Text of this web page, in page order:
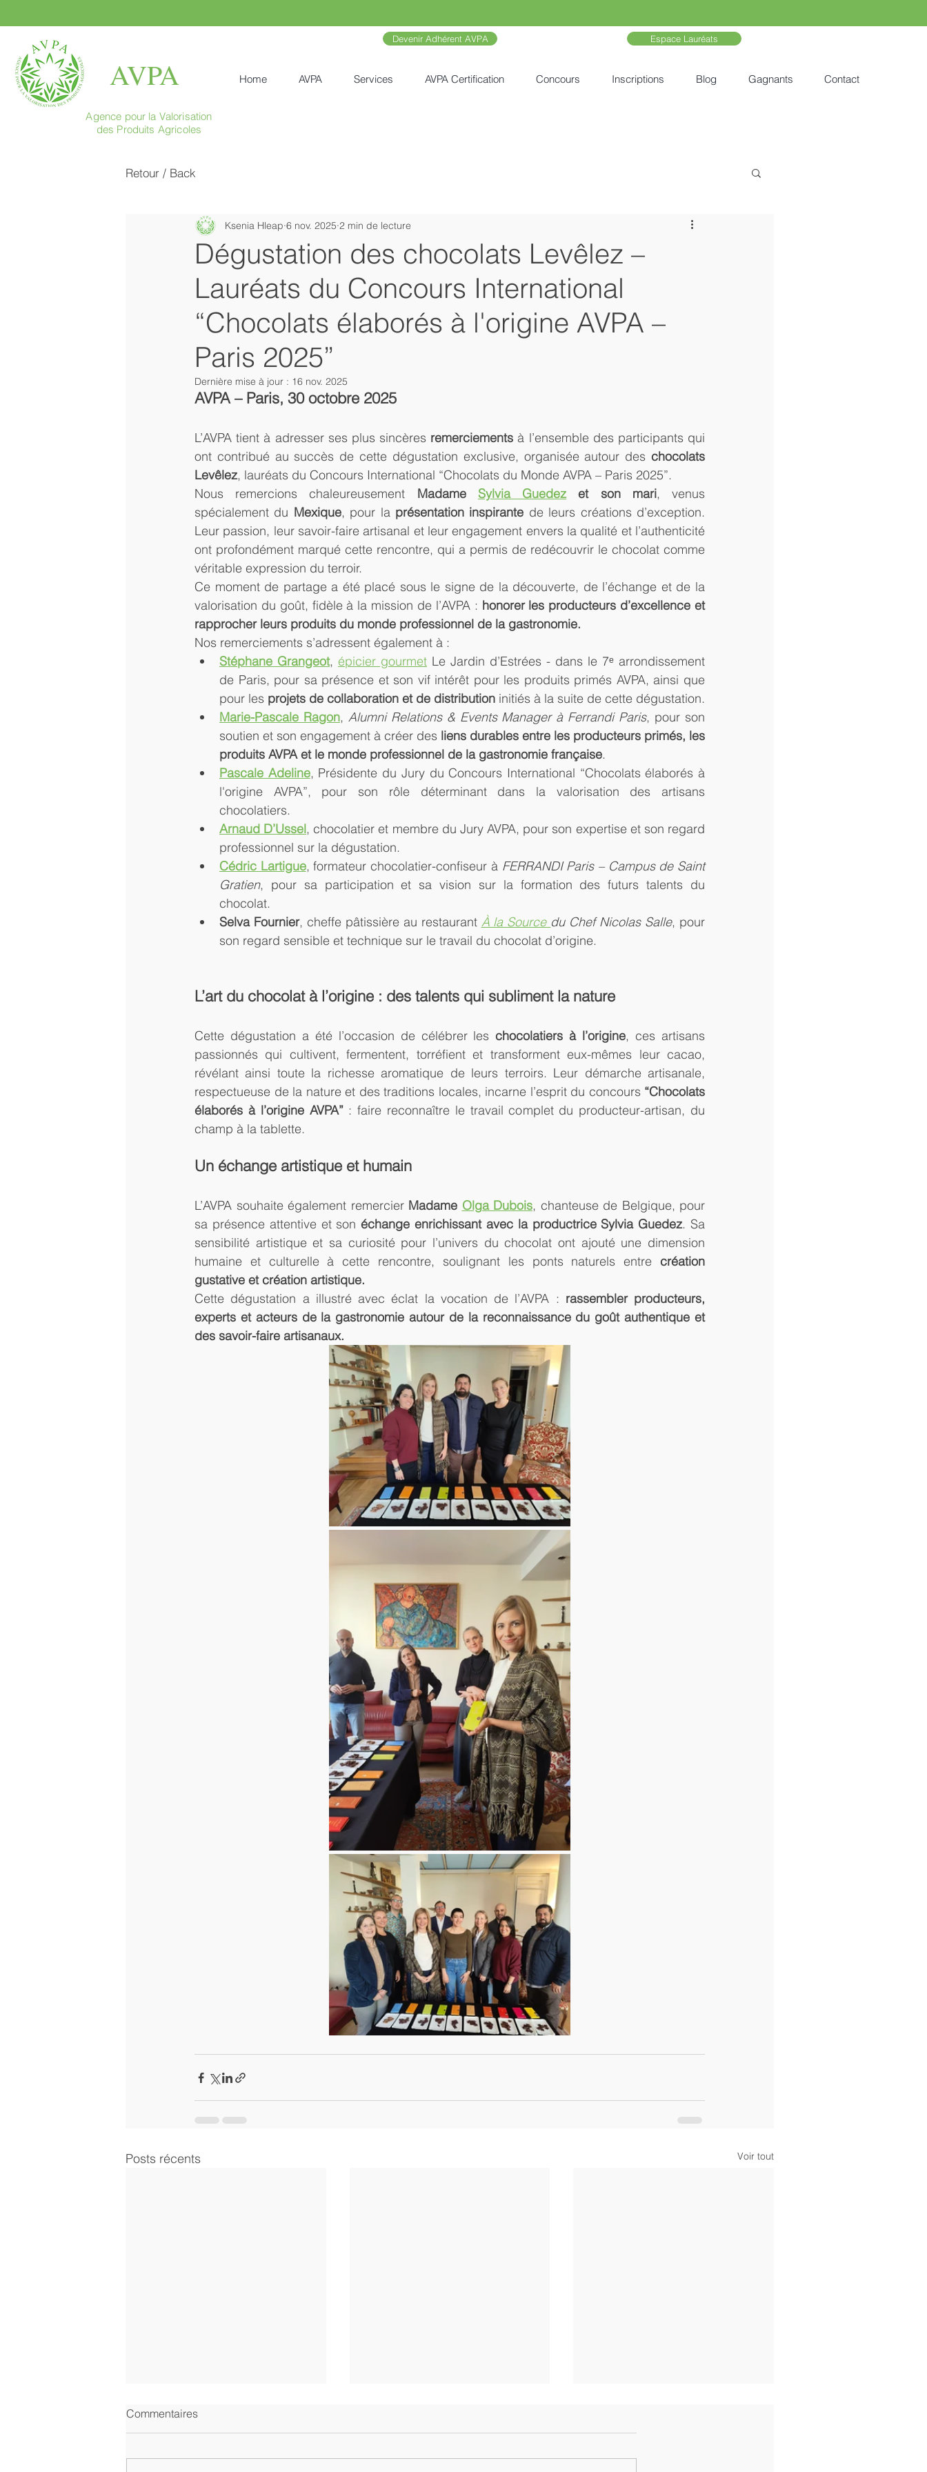
AVPA
Devenir Adhérent AVPA Espace Lauréats
Home AVPA Services AVPA Certification Concours Inscriptions Blog Gagnants Contact
Agence pour la Valorisation
des Produits Agricoles
Retour / Back
Dégustation des chocolats Levêlez –
Lauréats du Concours International
“Chocolats élaborés à l'origine AVPA –
Paris 2025”
Ksenia Hleap 6 nov. 2025 2 min de lecture
Dernière mise à jour : 16 nov. 2025
AVPA – Paris, 30 octobre 2025
L’AVPA tient à adresser ses plus sincères remerciements à l’ensemble des participants qui
ont contribué au succès de cette dégustation exclusive, organisée autour des chocolats
Levêlez, lauréats du Concours International “Chocolats du Monde AVPA – Paris 2025”.
Nous remercions chaleureusement Madame Sylvia Guedez et son mari, venus
spécialement du Mexique, pour la présentation inspirante de leurs créations d’exception.
Leur passion, leur savoir-faire artisanal et leur engagement envers la qualité et l’authenticité
ont profondément marqué cette rencontre, qui a permis de redécouvrir le chocolat comme
véritable expression du terroir.
Ce moment de partage a été placé sous le signe de la découverte, de l’échange et de la
valorisation du goût, fidèle à la mission de l’AVPA : honorer les producteurs d’excellence et
rapprocher leurs produits du monde professionnel de la gastronomie.
Nos remerciements s’adressent également à :
Stéphane Grangeot, épicier gourmet Le Jardin d’Estrées - dans le 7ᵉ arrondissement
de Paris, pour sa présence et son vif intérêt pour les produits primés AVPA, ainsi que
pour les projets de collaboration et de distribution initiés à la suite de cette dégustation.
Marie-Pascale Ragon, Alumni Relations & Events Manager à Ferrandi Paris, pour son
soutien et son engagement à créer des liens durables entre les producteurs primés, les
produits AVPA et le monde professionnel de la gastronomie française.
Pascale Adeline, Présidente du Jury du Concours International “Chocolats élaborés à
l'origine AVPA”, pour son rôle déterminant dans la valorisation des artisans
chocolatiers.
Arnaud D’Ussel, chocolatier et membre du Jury AVPA, pour son expertise et son regard
professionnel sur la dégustation.
Cédric Lartigue, formateur chocolatier-confiseur à FERRANDI Paris – Campus de Saint
Gratien, pour sa participation et sa vision sur la formation des futurs talents du
chocolat.
Selva Fournier, cheffe pâtissière au restaurant À la Source du Chef Nicolas Salle, pour
son regard sensible et technique sur le travail du chocolat d’origine.
L’art du chocolat à l’origine : des talents qui subliment la nature
Cette dégustation a été l’occasion de célébrer les chocolatiers à l’origine, ces artisans
passionnés qui cultivent, fermentent, torréfient et transforment eux-mêmes leur cacao,
révélant ainsi toute la richesse aromatique de leurs terroirs. Leur démarche artisanale,
respectueuse de la nature et des traditions locales, incarne l’esprit du concours “Chocolats
élaborés à l’origine AVPA” : faire reconnaître le travail complet du producteur-artisan, du
champ à la tablette.
Un échange artistique et humain
L’AVPA souhaite également remercier Madame Olga Dubois, chanteuse de Belgique, pour
sa présence attentive et son échange enrichissant avec la productrice Sylvia Guedez. Sa
sensibilité artistique et sa curiosité pour l’univers du chocolat ont ajouté une dimension
humaine et culturelle à cette rencontre, soulignant les ponts naturels entre création
gustative et création artistique.
Cette dégustation a illustré avec éclat la vocation de l’AVPA : rassembler producteurs,
experts et acteurs de la gastronomie autour de la reconnaissance du goût authentique et
des savoir-faire artisanaux.
Posts récents Voir tout
Commentaires